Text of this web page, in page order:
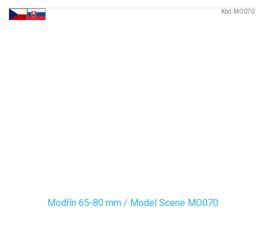
Modřín 65-80 mm / Model Scene MO070
Kód: MO070